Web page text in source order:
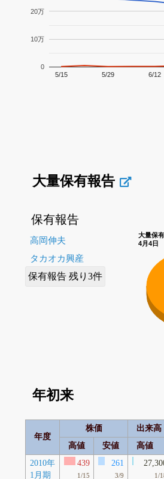
5/15 5/29 6/12
0
10万
20万
大量保有報告
保有報告
高岡伸夫
タカオカ興産
保有報告 残り3件
大量保
4月4日
年初来
年度
株価 出来高
高値
安値 高値
2010年
1月期
439
1/15
261
3/9 1/